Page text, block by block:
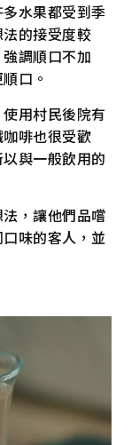
水果都受到季
的接受度較
調順口不加
口。
用村民後院有
啡也很受歡
與一般飲用的
，讓他們品嚐
味的客人，並